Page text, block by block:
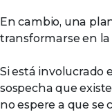
En cambio, una
transformarse en
Si está involucrado
sospecha que
no espere a que